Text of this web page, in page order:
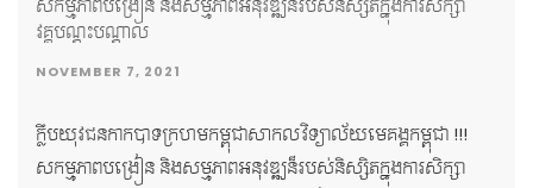
សកម្មភាពបង្រៀន និងសម្មភាពអនុវឌ្ឍន៏របស់និស្សិតក្នុងការសិក្សា
វគ្គបណ្តុះបណ្តាល
NOVEMBER 7, 2021
ក្លឹបយុវជនកាកបាទក្រហមកម្ពុជាសាកលវិទ្យាល័យមេគង្គកម្ពុជា !!!
សកម្មភាពបង្រៀន និងសម្មភាពអនុវឌ្ឍន៏របស់និស្សិតក្នុងការសិក្សា